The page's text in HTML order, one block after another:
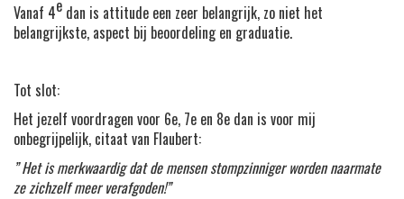
Vanaf 4e dan is attitude een zeer belangrijk, zo niet het
belangrijkste, aspect bij beoordeling en graduatie.
Tot slot:
Het jezelf voordragen voor 6e, 7e en 8e dan is voor mij
onbegrijpelijk, citaat van Flaubert:
” Het is merkwaardig dat de mensen stompzinniger worden naarmate
ze zichzelf meer verafgoden!”